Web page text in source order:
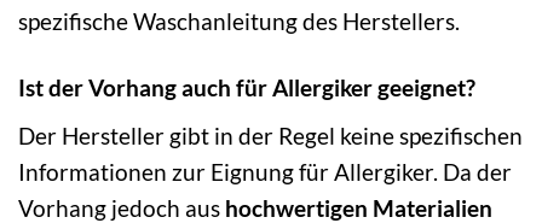
spezifische Waschanleitung des Herstellers.
Ist der Vorhang auch für Allergiker geeignet?
Der Hersteller gibt in der Regel keine spezifischen
Informationen zur Eignung für Allergiker. Da der
Vorhang jedoch aus hochwertigen Materialien